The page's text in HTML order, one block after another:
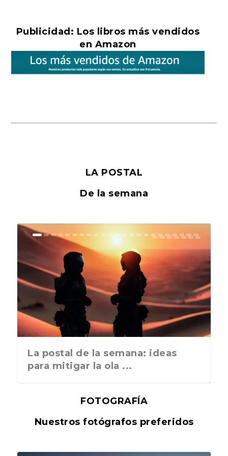
Publicidad: Los libros más vendidos
en Amazon
LA POSTAL
De la semana
La postal de la semana: ideas
para mitigar la ola ...
FOTOGRAFÍA
Nuestros fotógrafos preferidos